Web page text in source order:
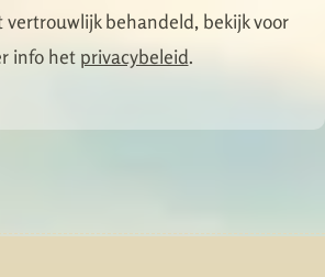
behandeld, bekijk voor
info het privacybeleid.